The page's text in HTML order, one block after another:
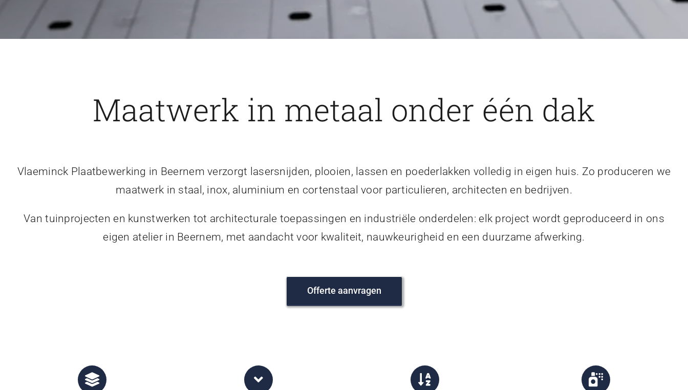
Maatwerk in metaal onder één dak
Vlaeminck Plaatbewerking in Beernem verzorgt lasersnijden, plooien, lassen en poederlakken volledig in eigen huis. Zo produceren we
maatwerk in staal, inox, aluminium en cortenstaal voor particulieren, architecten en bedrijven.
Van tuinprojecten en kunstwerken tot architecturale toepassingen en industriële onderdelen: elk project wordt geproduceerd in ons
eigen atelier in Beernem, met aandacht voor kwaliteit, nauwkeurigheid en een duurzame afwerking.
Offerte aanvragen